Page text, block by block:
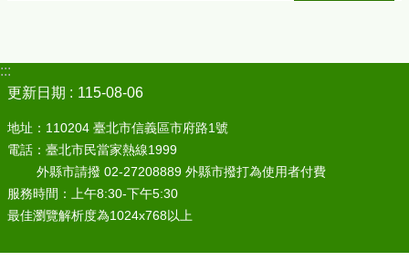
:::
更新日期
115-08-06
地址：110204 臺北市信義區市府路1號
電話：臺北市民當家熱線1999
外縣市請撥 02-27208889 外縣市撥打為使用者付費
服務時間：上午8:30-下午5:30
最佳瀏覽解析度為1024x768以上